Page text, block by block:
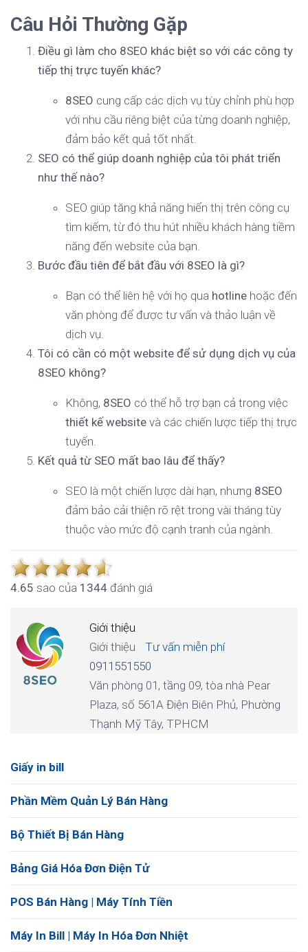
Câu Hỏi Thường Gặp
Điều gì làm cho 8SEO khác biệt so với các công ty
tiếp thị trực tuyến khác?
8SEO cung cấp các dịch vụ tùy chỉnh phù hợp
với nhu cầu riêng biệt của từng doanh nghiệp,
đảm bảo kết quả tốt nhất.
SEO có thể giúp doanh nghiệp của tôi phát triển
như thế nào?
SEO giúp tăng khả năng hiển thị trên công cụ
tìm kiếm, từ đó thu hút nhiều khách hàng tiềm
năng đến website của bạn.
Bước đầu tiên để bắt đầu với 8SEO là gì?
Bạn có thể liên hệ với họ qua hotline hoặc đến
văn phòng để được tư vấn và thảo luận về
dịch vụ.
Tôi có cần có một website để sử dụng dịch vụ của
8SEO không?
Không, 8SEO có thể hỗ trợ bạn cả trong việc
thiết kế website và các chiến lược tiếp thị trực
tuyến.
Kết quả từ SEO mất bao lâu để thấy?
SEO là một chiến lược dài hạn, nhưng 8SEO
đảm bảo cải thiện rõ rệt trong vài tháng tùy
thuộc vào mức độ cạnh tranh của ngành.
4.65 sao của 1344 đánh giá
Giới thiệu
Giới thiệu
Tư vấn miễn phí
0911551550
Văn phòng 01, tầng 09, tòa nhà Pear
Plaza, số 561A Điện Biên Phủ, Phường
Thạnh Mỹ Tây, TPHCM
Giấy in bill
Phần Mềm Quản Lý Bán Hàng
Bộ Thiết Bị Bán Hàng
Bảng Giá Hóa Đơn Điện Tử
POS Bán Hàng | Máy Tính Tiền
Máy In Bill | Máy In Hóa Đơn Nhiệt